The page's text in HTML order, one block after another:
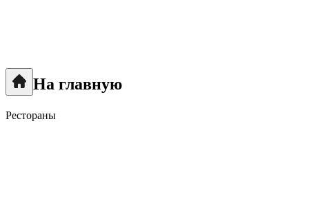
На главную
Рестораны